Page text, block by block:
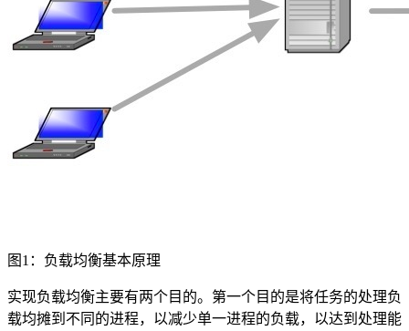
图1：负载均衡基本原理
实现负载均衡主要有两个目的。第一个目的是将任务的处理负
载均摊到不同的进程，以减少单一进程的负载，以达到处理能